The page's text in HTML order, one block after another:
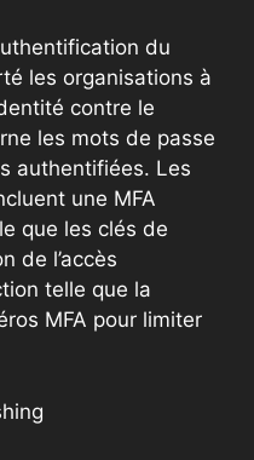
du
les organisations à
contre le
les mots de passe
authentifiées. Les
une MFA
que les clés de
de l’accès
telle que la
MFA pour limiter